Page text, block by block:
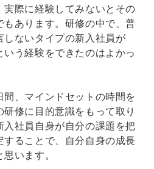
際に経験してみないとその
あります。研修の中で、普
ないタイプの新入社員が
いう経験をできたのはよかっ
間、マインドセットの時間を
修に目的意識をもって取り
社員自身が自分の課題を把
ることで、自分自身の成長
います。